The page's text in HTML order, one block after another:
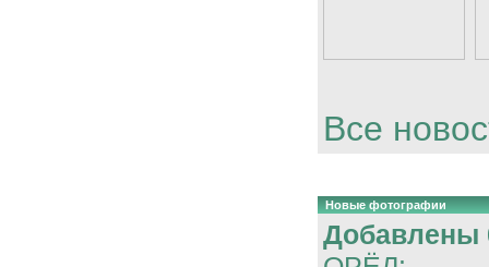
Все
Новые фотографии
Добавлены